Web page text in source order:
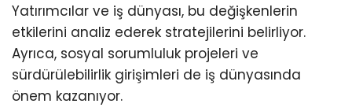
Yatırımcılar ve iş dünyası, bu değişkenlerin
etkilerini analiz ederek stratejilerini belirliyor.
Ayrıca, sosyal sorumluluk projeleri ve
sürdürülebilirlik girişimleri de iş dünyasında
önem kazanıyor.